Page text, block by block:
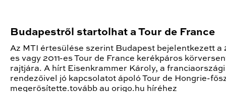
Budapestről startolhat a Tour de France
Az MTI értesülése szerint Budapest bejelentkezett a
es vagy 2011-es Tour de France kerékpáros
rajtjára. A hírt Eisenkrammer Károly, a
rendezőivel jó kapcsolatot ápoló Tour de Hongrie-
megerősítette.tovább au origo.hu híréhez